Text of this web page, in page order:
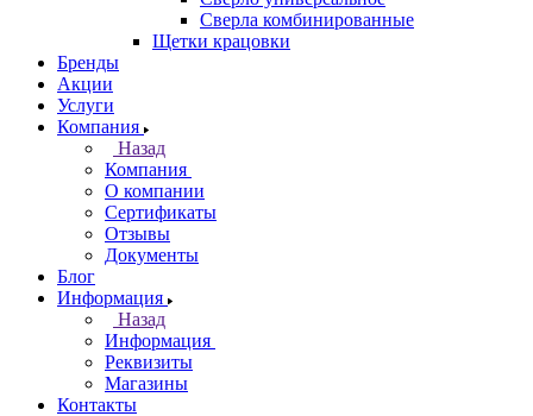
Сверла комбинированные
Щетки крацовки
Бренды
Акции
Услуги
Компания
Назад
Компания
О компании
Сертификаты
Отзывы
Документы
Блог
Информация
Назад
Информация
Реквизиты
Магазины
Контакты